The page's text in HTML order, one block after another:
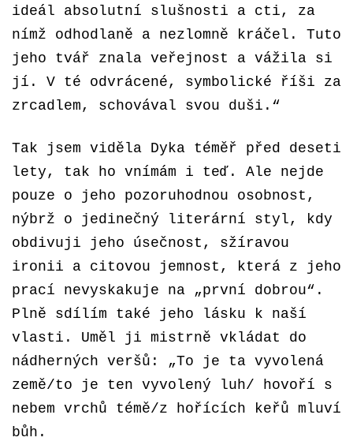
ideál absolutní slušnosti a cti, za
nímž odhodlaně a nezlomně kráčel. Tuto
jeho tvář znala veřejnost a vážila si
jí. V té odvrácené, symbolické říši za
zrcadlem, schovával svou duši.“
Tak jsem viděla Dyka téměř před deseti
lety, tak ho vnímám i teď. Ale nejde
pouze o jeho pozoruhodnou osobnost,
nýbrž o jedinečný literární styl, kdy
obdivuji jeho úsečnost, sžíravou
ironii a citovou jemnost, která z jeho
prací nevyskakuje na „první dobrou“.
Plně sdílím také jeho lásku k naší
vlasti. Uměl ji mistrně vkládat do
nádherných veršů: „To je ta vyvolená
země/to je ten vyvolený luh/ hovoří s
nebem vrchů témě/z hořících keřů mluví
bůh.